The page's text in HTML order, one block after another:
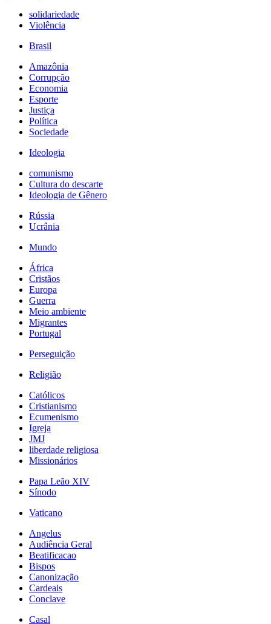
solidariedade
Violência
Brasil
Amazônia
Corrupção
Economia
Esporte
Justiça
Política
Sociedade
Ideologia
comunismo
Cultura do descarte
Ideologia de Gênero
Rússia
Ucrânia
Mundo
África
Cristãos
Europa
Guerra
Meio ambiente
Migrantes
Portugal
Perseguição
Religião
Católicos
Cristianismo
Ecumenismo
Igreja
JMJ
liberdade religiosa
Missionários
Papa Leão XIV
Sínodo
Vaticano
Angelus
Audiência Geral
Beatificacao
Bispos
Canonização
Cardeais
Conclave
Casal